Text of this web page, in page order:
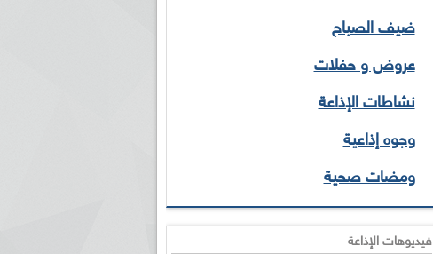
ضيف الصباح
عروض و حفلات
نشاطات الإذاعة
وجوه إذاعية
ومضات صحية
فيديوهات الإذاعة